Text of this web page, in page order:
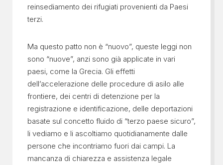
reinsediamento dei rifugiati provenienti da Paesi
terzi.
Ma questo patto non è “nuovo”, queste leggi non
sono “nuove”, anzi sono già applicate in vari
paesi, come la Grecia. Gli effetti
dell’accelerazione delle procedure di asilo alle
frontiere, dei centri di detenzione per la
registrazione e identificazione, delle deportazioni
basate sul concetto fluido di “terzo paese sicuro”,
li vediamo e li ascoltiamo quotidianamente dalle
persone che incontriamo fuori dai campi. La
mancanza di chiarezza e assistenza legale